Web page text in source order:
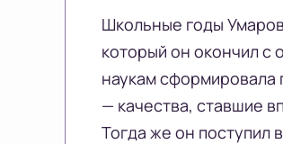
Школьные годы
который он окончил с
наукам сформировала
— качества, ставшие
Тогда же он поступил